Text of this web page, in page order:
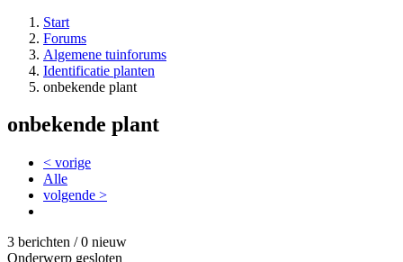
Start
Forums
Algemene tuinforums
Identificatie planten
onbekende plant
onbekende plant
< vorige
Alle
volgende >
3 berichten / 0 nieuw
Onderwerp gesloten